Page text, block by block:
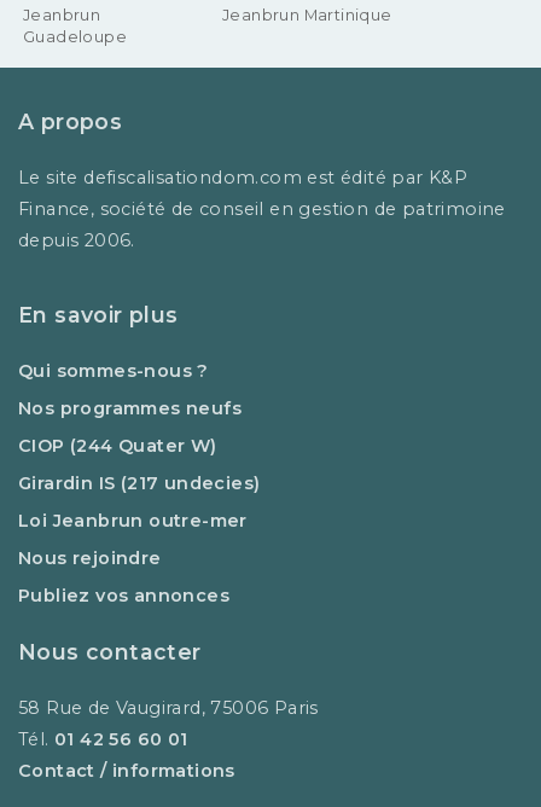
Jeanbrun
Guadeloupe
Jeanbrun Martinique
A propos
Le site defiscalisationdom.com est édité par K&P
Finance, société de conseil en gestion de patrimoine
depuis 2006.
En savoir plus
Qui sommes-nous ?
Nos programmes neufs
CIOP (244 Quater W)
Girardin IS (217 undecies)
Loi Jeanbrun outre-mer
Nous rejoindre
Publiez vos annonces
Nous contacter
58 Rue de Vaugirard, 75006 Paris
Tél. 01 42 56 60 01
Contact / informations